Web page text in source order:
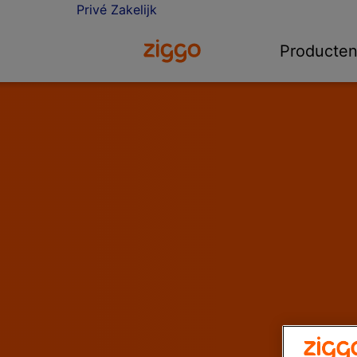
Privé Zakelijk
Ga naar de Ziggo homepageProducten